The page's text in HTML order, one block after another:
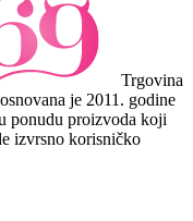
Trgovina
je 2011. godine
ponudu proizvoda koji
izvrsno korisničko